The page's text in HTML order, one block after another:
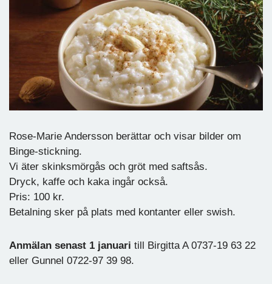
Rose-Marie Andersson berättar och visar bilder om
Binge-stickning.
Vi äter skinksmörgås och gröt med saftsås.
Dryck, kaffe och kaka ingår också.
Pris: 100 kr.
Betalning sker på plats med kontanter eller swish.
Anmälan senast 1 januari till Birgitta A 0737-19 63 22
eller Gunnel 0722-97 39 98.